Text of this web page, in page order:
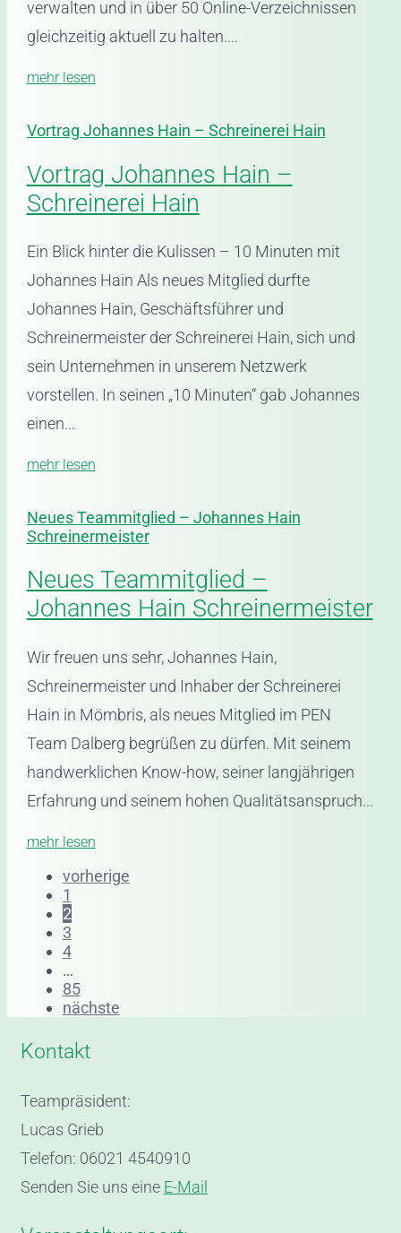
verwalten und in über 50 Online-Verzeichnissen
gleichzeitig aktuell zu halten....
mehr lesen
Vortrag Johannes Hain – Schreinerei Hain
Vortrag Johannes Hain –
Schreinerei Hain
Ein Blick hinter die Kulissen – 10 Minuten mit
Johannes Hain Als neues Mitglied durfte
Johannes Hain, Geschäftsführer und
Schreinermeister der Schreinerei Hain, sich und
sein Unternehmen in unserem Netzwerk
vorstellen. In seinen „10 Minuten“ gab Johannes
einen...
mehr lesen
Neues Teammitglied – Johannes Hain
Schreinermeister
Neues Teammitglied –
Johannes Hain Schreinermeister
Wir freuen uns sehr, Johannes Hain,
Schreinermeister und Inhaber der Schreinerei
Hain in Mömbris, als neues Mitglied im PEN
Team Dalberg begrüßen zu dürfen. Mit seinem
handwerklichen Know-how, seiner langjährigen
Erfahrung und seinem hohen Qualitätsanspruch...
mehr lesen
vorherige
1
2
3
4
…
85
nächste
Kontakt
Teampräsident:
Lucas Grieb
Telefon: 06021 4540910
Senden Sie uns eine E-Mail